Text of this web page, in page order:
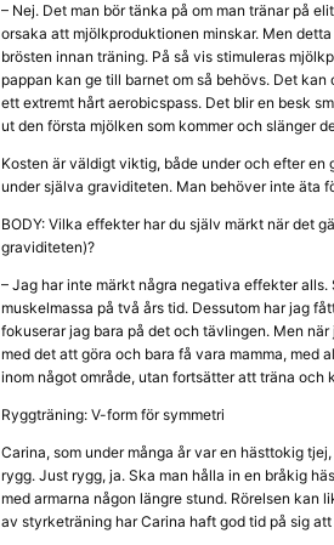
– Nej. Det man bör tänka på om man tränar på
orsaka att mjölkproduktionen minskar. Men
brösten innan träning. På så vis stimuleras
pappan kan ge till barnet om så behövs. Det
ett extremt hårt aerobicspass. Det blir en besk
ut den första mjölken som kommer och slänger
Kosten är väldigt viktig, både under och efter
under själva graviditeten. Man behöver inte äta
BODY: Vilka effekter har du själv märkt när det
graviditeten)?
– Jag har inte märkt några negativa effekter
muskelmassa på två års tid. Dessutom har jag
fokuserar jag bara på det och tävlingen. Men
med det att göra och bara få vara mamma, med
inom något område, utan fortsätter att träna och
Ryggträning: V-form för symmetri
Carina, som under många år var en hästtokig
rygg. Just rygg, ja. Ska man hålla in en bråkig
med armarna någon längre stund. Rörelsen kan
av styrketräning har Carina haft god tid på sig